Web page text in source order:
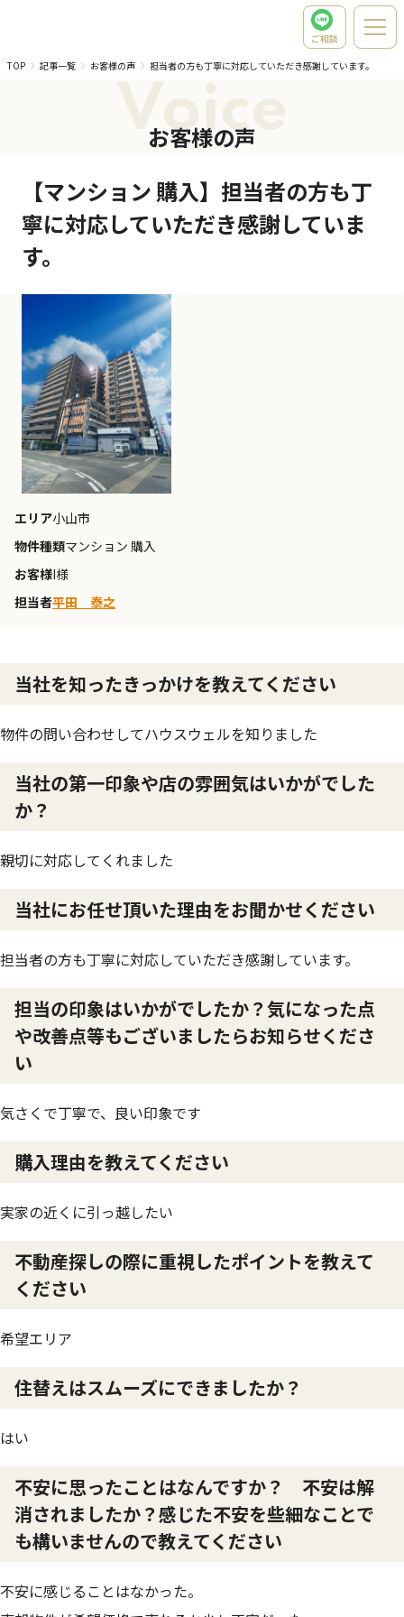
ご相談
TOP
記事一覧 お客様の声 担当者の方も丁寧に対応していただき感謝しています。
Voice
お客様の声
【マンション 購入】担当者の方も丁
寧に対応していただき感謝していま
す。
エリア小山市
物件種類マンション 購入
お客様I様
担当者平田 泰之
当社を知ったきっかけを教えてください
物件の問い合わせしてハウスウェルを知りました
当社の第一印象や店の雰囲気はいかがでした
か？
親切に対応してくれました
当社にお任せ頂いた理由をお聞かせください
担当者の方も丁寧に対応していただき感謝しています。
担当の印象はいかがでしたか？気になった点
や改善点等もございましたらお知らせくださ
い
気さくで丁寧で、良い印象です
購入理由を教えてください
実家の近くに引っ越したい
不動産探しの際に重視したポイントを教えて
ください
希望エリア
住替えはスムーズにできましたか？
はい
不安に思ったことはなんですか？ 不安は解
消されましたか？感じた不安を些細なことで
も構いませんので教えてください
不安に感じることはなかった。